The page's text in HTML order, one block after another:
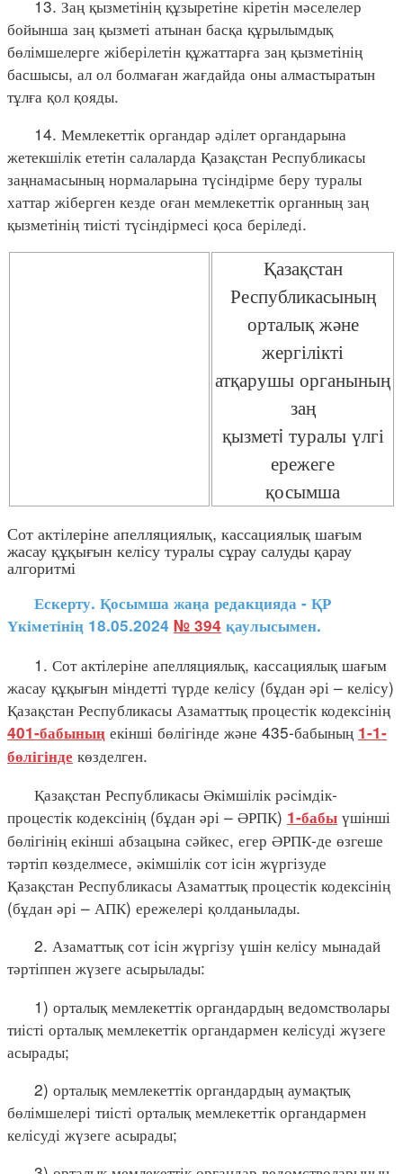
13. Заң қызметінің құзыретіне кіретін мәселелер
бойынша заң қызметі атынан басқа құрылымдық
бөлімшелерге жіберілетін құжаттарға заң қызметінің
басшысы, ал ол болмаған жағдайда оны алмастыратын
тұлға қол қояды.
14. Мемлекеттік органдар әділет органдарына
жетекшілік ететін салаларда Қазақстан Республикасы
заңнамасының нормаларына түсіндірме беру туралы
хаттар жіберген кезде оған мемлекеттік органның заң
қызметінің тиісті түсіндірмесі қоса беріледі.
Қазақстан
Республикасының
орталық және
жергілікті
атқарушы органының
заң
қызметi туралы үлгі
ережеге
қосымша
Сот актілеріне апелляциялық, кассациялық шағым
жасау құқығын келісу туралы сұрау салуды қарау
алгоритмі
Ескерту. Қосымша жаңа редакцияда - ҚР
Үкіметінің 18.05.2024 № 394 қаулысымен.
1. Сот актілеріне апелляциялық, кассациялық шағым
жасау құқығын міндетті түрде келісу (бұдан әрі – келісу)
Қазақстан Республикасы Азаматтық процестік кодексінің
401-бабының екінші бөлігінде және 435-бабының 1-1-
бөлігінде көзделген.
Қазақстан Республикасы Әкімшілік рәсімдік-
процестік кодексінің (бұдан әрі – ӘРПК) 1-бабы үшінші
бөлігінің екінші абзацына сәйкес, егер ӘРПК-де өзгеше
тәртіп көзделмесе, әкімшілік сот ісін жүргізуде
Қазақстан Республикасы Азаматтық процестік кодексінің
(бұдан әрі – АПК) ережелері қолданылады.
2. Азаматтық сот ісін жүргізу үшін келісу мынадай
тәртіппен жүзеге асырылады:
1) орталық мемлекеттік органдардың ведомстволары
тиісті орталық мемлекеттік органдармен келісуді жүзеге
асырады;
2) орталық мемлекеттік органдардың аумақтық
бөлімшелері тиісті орталық мемлекеттік органдармен
келісуді жүзеге асырады;